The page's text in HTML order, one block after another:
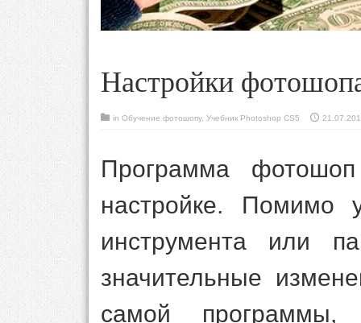
Настройки
in Обучение фотошопу, Учебник Photoshop CS5
Программа
настройке. Помимо
инструмента или
значительные
самой